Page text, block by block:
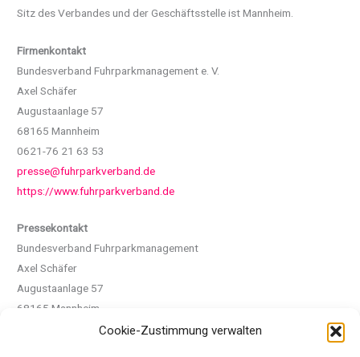
Cookie-Zustimmung verwalten
Sitz des Verbandes und der Geschäftsstelle ist Mannheim.
Firmenkontakt
Bundesverband Fuhrparkmanagement e. V.
Axel Schäfer
Augustaanlage 57
68165 Mannheim
0621-76 21 63 53
presse@fuhrparkverband.de
https://www.fuhrparkverband.de
Pressekontakt
Bundesverband Fuhrparkmanagement
Axel Schäfer
Augustaanlage 57
68165 Mannheim
0621-76 21 63 53